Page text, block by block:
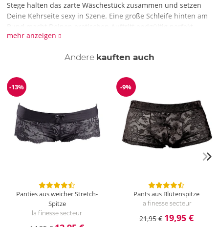
Stege halten das zarte Wäschestück zusammen und setzen
Deine Kehrseite sexy in Szene. Eine große Schleife hinten am
Bund macht Deinen erotischen Auftritt endgültig perfekt.
Lingerie gereinigt?
empfehlen wir die schonende Handwäsche mit
Feinwaschmittel.
mehr anzeigen
Andere kauften auch
Reduzierung
-13%
Panties aus weicher Stretch-
Spitze
la finesse secteur
Reduzierung
-9%
Pants aus Blütenspitze
la finesse secteur
21,95 € 19,95 €